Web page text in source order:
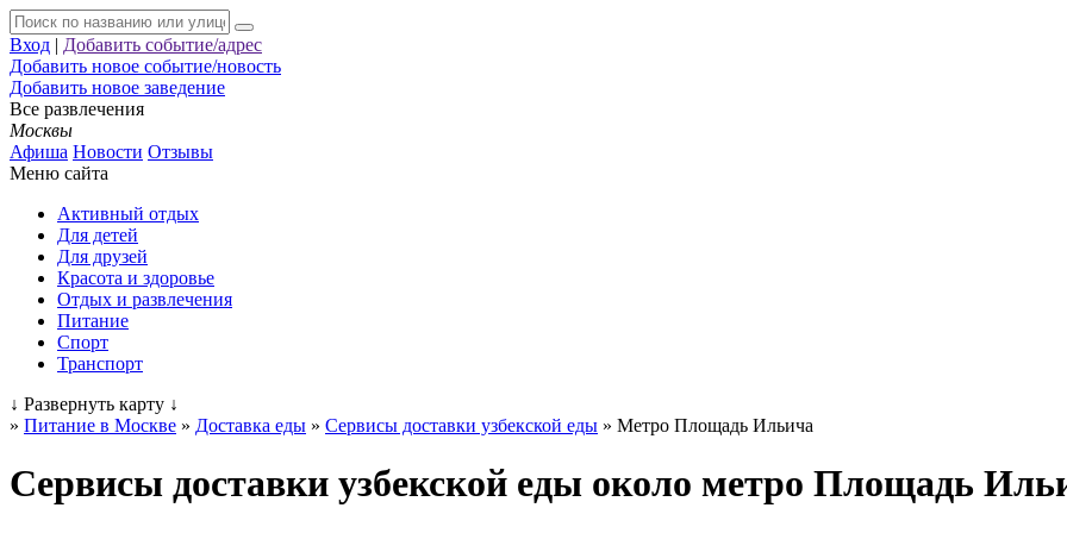
Вход | Добавить событие/адрес
Добавить новое событие/новость
Добавить новое заведение
Все развлечения
Москвы
Афиша Новости Отзывы
Меню сайта
Активный отдых
Для детей
Для друзей
Красота и здоровье
Отдых и развлечения
Питание
Спорт
Транспорт
↓ Развернуть карту ↓
» Питание в Москве » Доставка еды » Сервисы доставки узбекской еды » Метро Площадь Ильича
Сервисы доставки узбекской еды около метро Площадь